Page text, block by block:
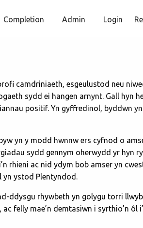
Completion Admin Login
camdriniaeth, esgeulustod neu
sydd ei hangen arnynt. Gall hyn
positif. Yn gyffredinol, byddwn
yn y modd hwnnw ers cyfnod o
sydd gennym oherwydd yr hyn
rhieni ac nid ydym bob amser yn
yn ystod Plentyndod.
ddysgu rhywbeth yn golygu torri
felly mae’n demtasiwn i syrthio’n ôl